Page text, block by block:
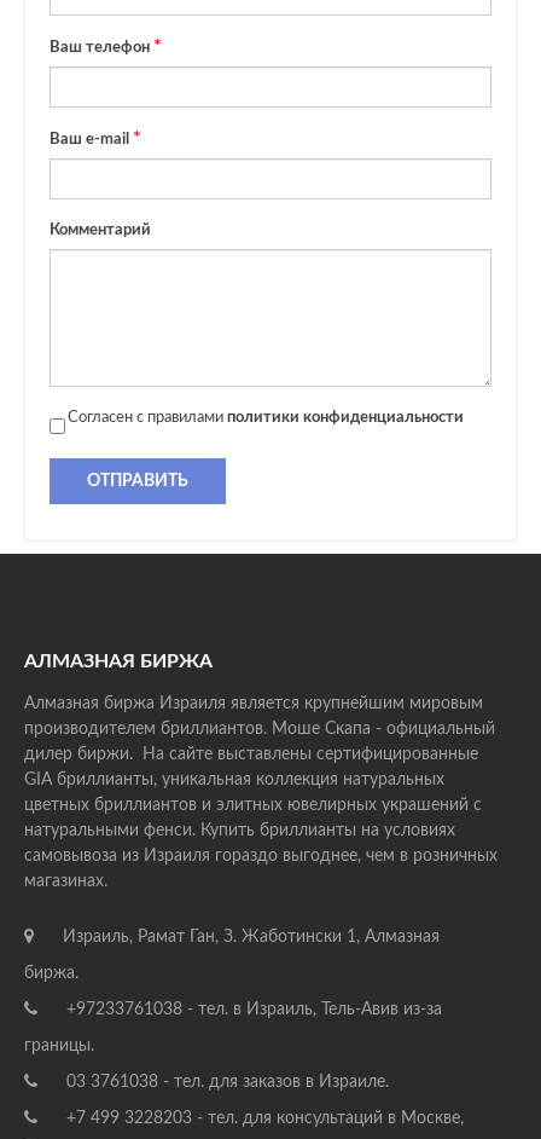
Ваш телефон
Ваш e-mail
Комментарий
Согласен с правилами политики конфиденциальности
ОТПРАВИТЬ
АЛМАЗНАЯ БИРЖА
Алмазная биржа Израиля является крупнейшим мировым
производителем бриллиантов. Моше Скапа - официальный
дилер биржи. На сайте выставлены сертифицированные
GIA бриллианты, уникальная коллекция натуральных
цветных бриллиантов и элитных ювелирных украшений с
натуральными фенси. Купить бриллианты на условиях
самовывоза из Израиля гораздо выгоднее, чем в розничных
магазинах.
Израиль, Рамат Ган, З. Жаботински 1, Алмазная
биржа.
+97233761038 - тел. в Израиль, Тель-Авив из-за
границы.
03 3761038 - тел. для заказов в Израиле.
+7 499 3228203 - тел. для консультаций в Москве,